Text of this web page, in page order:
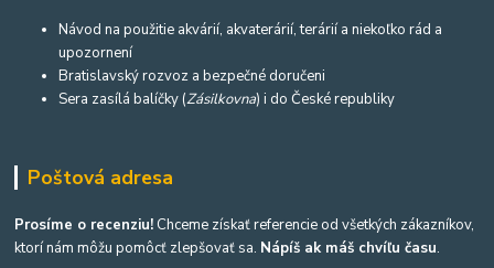
Návod na použitie akvárií, akvaterárií, terárií a niekoľko rád a
upozornení
Bratislavský rozvoz a bezpečné doručeni
Sera zasílá balíčky (Zásilkovna) i do České republiky
Poštová adresa
Prosíme o recenziu! Chceme získať referencie od všetkých zákazníkov,
ktorí nám môžu pomôcť zlepšovať sa. Nápíš ak máš chvíľu času.